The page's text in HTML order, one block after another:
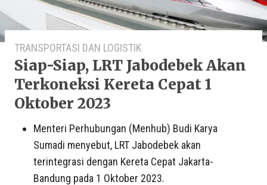
TRANSPORTASI DAN LOGISTIK
Siap-Siap, LRT Jabodebek Akan
Terkoneksi Kereta Cepat 1
Oktober 2023
Menteri Perhubungan (Menhub) Budi Karya
Sumadi menyebut, LRT Jabodebek akan
terintegrasi dengan Kereta Cepat Jakarta-
Bandung pada 1 Oktober 2023.